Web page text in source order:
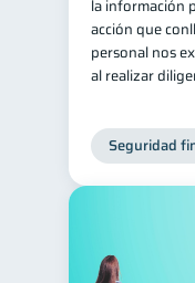
la información
acción que
personal nos
al realizar
Seguridad